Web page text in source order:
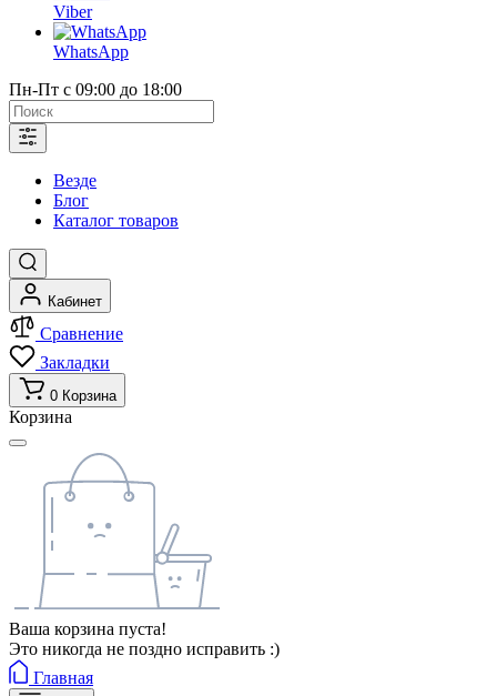
Viber
WhatsApp
Пн-Пт с 09:00 до 18:00
Везде
Блог
Каталог товаров
Кабинет
Сравнение
Закладки
0 Корзина
Корзина
Ваша корзина пуста!
Это никогда не поздно исправить :)
Главная